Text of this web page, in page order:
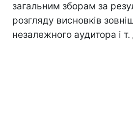
загальним зборам за
розгляду висновків
незалежного аудитора і т.